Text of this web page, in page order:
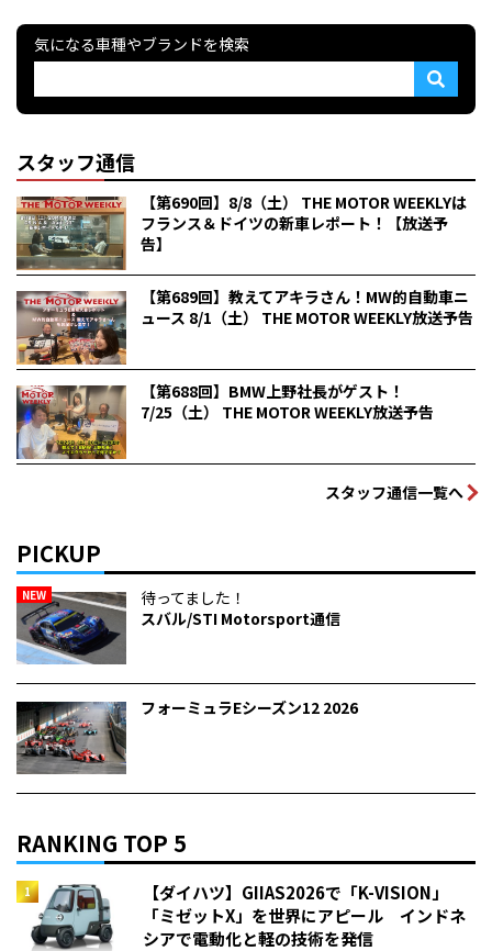
気になる車種やブランドを検索
スタッフ通信
【第690回】8/8（土） THE MOTOR WEEKLYは
フランス＆ドイツの新車レポート！【放送予
告】
【第689回】教えてアキラさん！MW的自動車ニ
ュース 8/1（土） THE MOTOR WEEKLY放送予告
【第688回】BMW上野社長がゲスト！
7/25（土） THE MOTOR WEEKLY放送予告
スタッフ通信一覧へ
PICKUP
NEW
待ってました！
スバル/STI Motorsport通信
フォーミュラEシーズン12 2026
RANKING TOP 5
【ダイハツ】GIIAS2026で「K-VISION」
「ミゼットX」を世界にアピール インドネ
シアで電動化と軽の技術を発信